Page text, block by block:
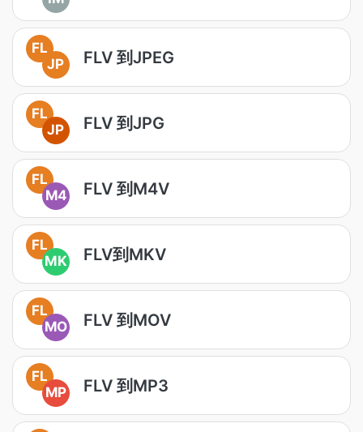
FL
JP
FLV 到JPEG
FL
JP
FLV 到JPG
FL
M4
FLV 到M4V
FL
MK
FLV到MKV
FL
MO
FLV 到MOV
FL
MP
FLV 到MP3